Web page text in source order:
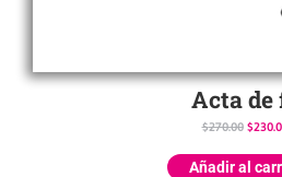
Acta de
$270.00 $
Añadir al